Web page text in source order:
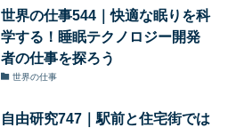
世界の仕事544｜快適な眠りを科
学する！睡眠テクノロジー開発
者の仕事を探ろう
世界の仕事
自由研究747｜駅前と住宅街では